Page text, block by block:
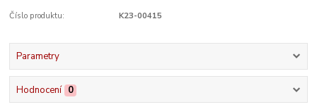
Číslo produktu: K23-00415
Parametry
Hodnocení 0